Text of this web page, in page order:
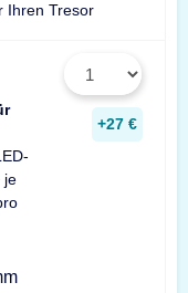
Ihren Tresor
je
+27 €